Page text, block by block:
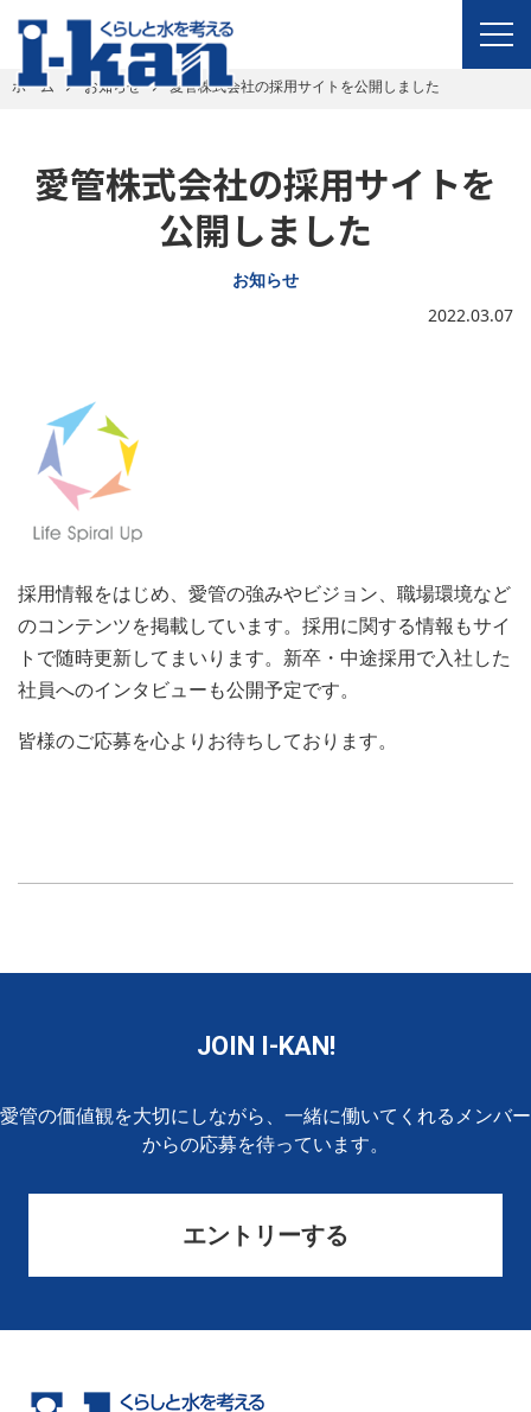
ホーム お知らせ 愛管株式会社の採用サイトを公開しました
愛管株式会社の採用サイトを
公開しました
お知らせ
2022.03.07
採用情報をはじめ、愛管の強みやビジョン、職場環境など
のコンテンツを掲載しています。採用に関する情報もサイ
トで随時更新してまいります。新卒・中途採用で入社した
社員へのインタビューも公開予定です。
皆様のご応募を心よりお待ちしております。
JOIN I-KAN!
愛管の価値観を大切にしながら、一緒に働いてくれるメンバー
からの応募を待っています。
エントリーする